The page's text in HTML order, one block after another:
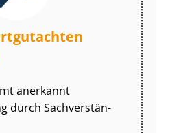
anerkannt
durch Sach­ver­stän­